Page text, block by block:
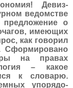
Девиз-
ведомстве
о
имеющих
как говорил
Сформировано
на правах
– какое
к словарю.
упорядо-